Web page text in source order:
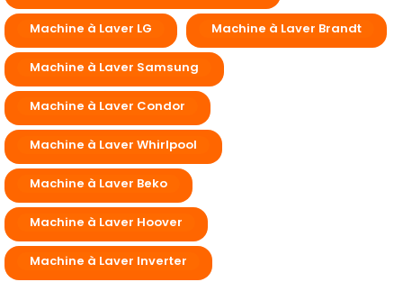
Machine à Laver LG Machine à Laver Brandt
Machine à Laver Samsung
Machine à Laver Condor
Machine à Laver Whirlpool
Machine à Laver Beko
Machine à Laver Hoover
Machine à Laver Inverter